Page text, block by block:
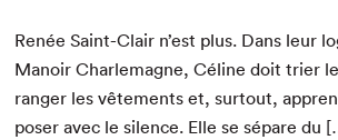
Renée Saint-Clair n’est plus. Dans leur
Manoir Charle­magne, Céline doit tri­er
ranger les vête­ments et, surtout,
pos­er avec le silence. Elle se sépare du